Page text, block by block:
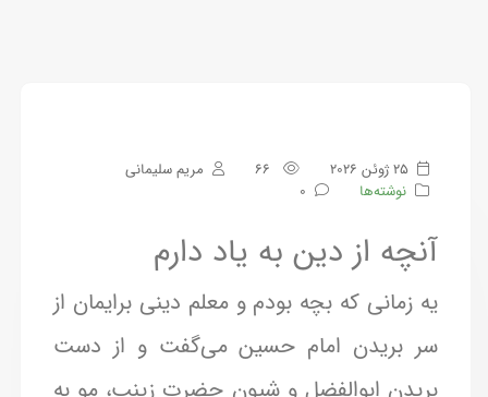
25 ژوئن 2026
مریم سلیمانی
نوشته‌ها
0
آنچه از دین به یاد دارم
یه زمانی که بچه بودم و معلم دینی برایمان از
سر بریدن امام حسین می‌گفت و از دست